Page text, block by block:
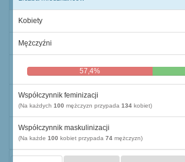
Kobiety
Mężczyźni
57,4%
Współczynnik feminizacji
(Na każdych 100 mężczyzn przypada 134 kobiet)
Współczynnik maskulinizacji
(Na każde 100 kobiet przypada 74 mężczyzn)